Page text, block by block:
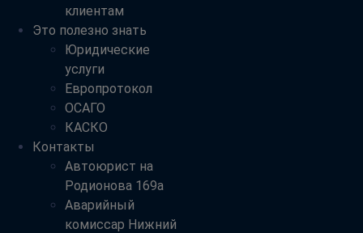
клиентам
Это полезно знать
Юридические
услуги
Европротокол
ОСАГО
КАСКО
Контакты
Автоюрист на
Родионова 169а
Аварийный
комиссар Нижний